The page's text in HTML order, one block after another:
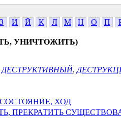
З И Й К Л М Н О П
УНИЧТОЖИТЬ)
ДЕСТРУКТИВНЫЙ,
ХОД
ПРЕКРАТИТЬ